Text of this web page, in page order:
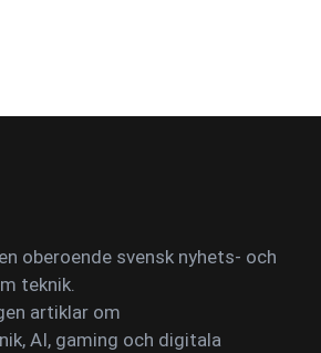
oberoende svensk nyhets- och
teknik.
artiklar om
AI, gaming och digitala